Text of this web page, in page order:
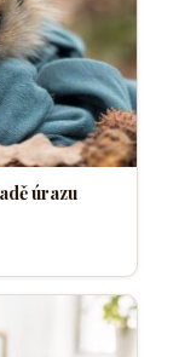
úrazu